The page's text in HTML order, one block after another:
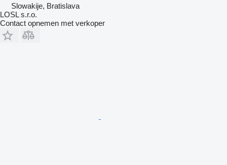
Slowakije, Bratislava
LOSL s.r.o.
Contact opnemen met verkoper